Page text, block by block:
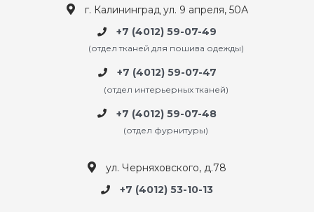
г. Калининград ул. 9 апреля, 50А
+7 (4012) 59-07-49
(отдел тканей для пошива одежды)
+7 (4012) 59-07-47
(отдел интерьерных тканей)
+7 (4012) 59-07-48
(отдел фурнитуры)
ул. Черняховского, д.78
+7 (4012) 53-10-13